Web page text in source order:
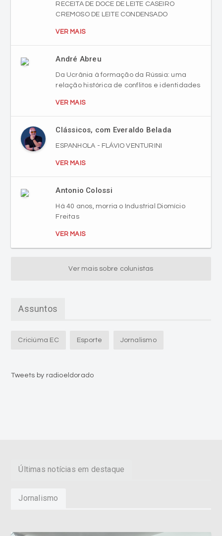
RECEITA DE DOCE DE LEITE CASEIRO
CREMOSO DE LEITE CONDENSADO
VER MAIS
André Abreu
Da Ucrânia à formação da Rússia: uma
relação histórica de conflitos e identidades
VER MAIS
Clássicos, com Everaldo Belada
ESPANHOLA - FLÁVIO VENTURINI
VER MAIS
Antonio Colossi
Há 40 anos, morria o Industrial Diomício
Freitas
VER MAIS
Ver mais sobre colunistas
Assuntos
Criciúma EC Esporte Jornalismo
Tweets by radioeldorado
Últimas notícias em destaque
Jornalismo